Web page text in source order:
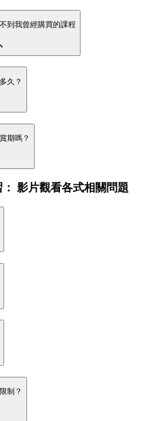
到我曾經購買的課程
久？
期嗎？
影片觀看各式相關問題
制？